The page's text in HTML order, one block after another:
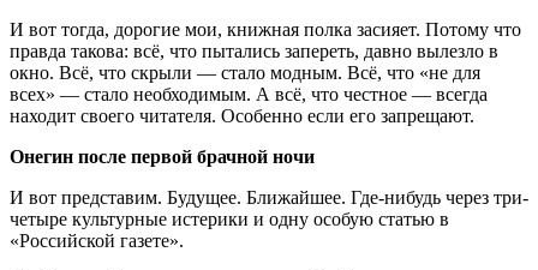
И вот тогда, дорогие мои, книжная полка засияет. Потому что
правда такова: всё, что пытались запереть, давно вылезло в
окно. Всё, что скрыли — стало модным. Всё, что «не для
всех» — стало необходимым. А всё, что честное — всегда
находит своего читателя. Особенно если его запрещают.
Онегин после первой брачной ночи
И вот представим. Будущее. Ближайшее. Где‑нибудь через три-
четыре культурные истерики и одну особую статью в
«Российской газете».